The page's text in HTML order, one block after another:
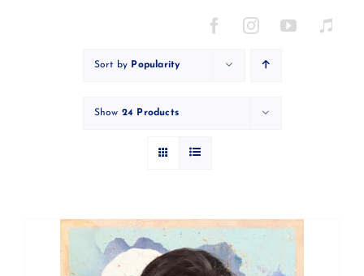
Sort by Popularity
Show 24 Products